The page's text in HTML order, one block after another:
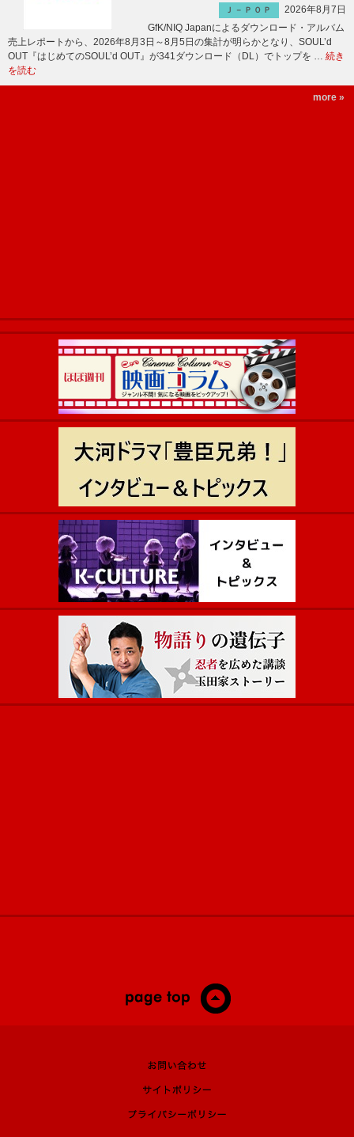
Ｊ－ＰＯＰ
2026年8月7日
GfK/NIQ Japanによるダウンロード・アルバム
売上レポートから、2026年8月3日～8月5日の集計が明らかとなり、SOUL’d
OUT『はじめてのSOUL’d OUT』が341ダウンロード（DL）でトップを … 続き
を読む
more »